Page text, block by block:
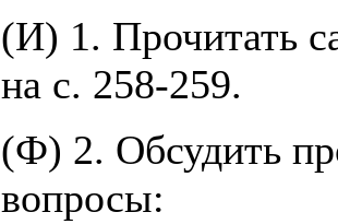
(И) 1. Прочитать
на с. 258-259.
(Ф) 2. Обсудить
вопросы: